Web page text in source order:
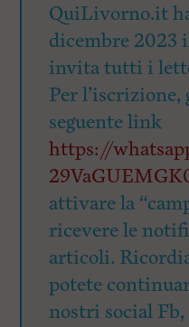
QuiLivorno.it
dicembre 2023
invita tutti i
Per
seguente link
https://
attivare la
ricevere le
articoli.
potete
nostri social